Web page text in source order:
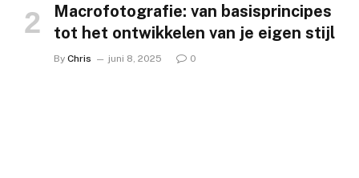
Macrofotografie: van basisprincipes
tot het ontwikkelen van je eigen stijl
By Chris juni 8, 2025 0